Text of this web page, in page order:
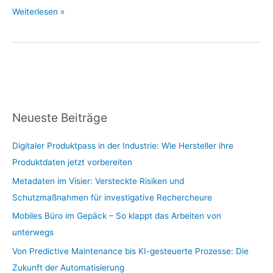
Weiterlesen »
Neueste Beiträge
Digitaler Produktpass in der Industrie: Wie Hersteller ihre
Produktdaten jetzt vorbereiten
Metadaten im Visier: Versteckte Risiken und
Schutzmaßnahmen für investigative Rechercheure
Mobiles Büro im Gepäck – So klappt das Arbeiten von
unterwegs
Von Predictive Maintenance bis KI-gesteuerte Prozesse: Die
Zukunft der Automatisierung